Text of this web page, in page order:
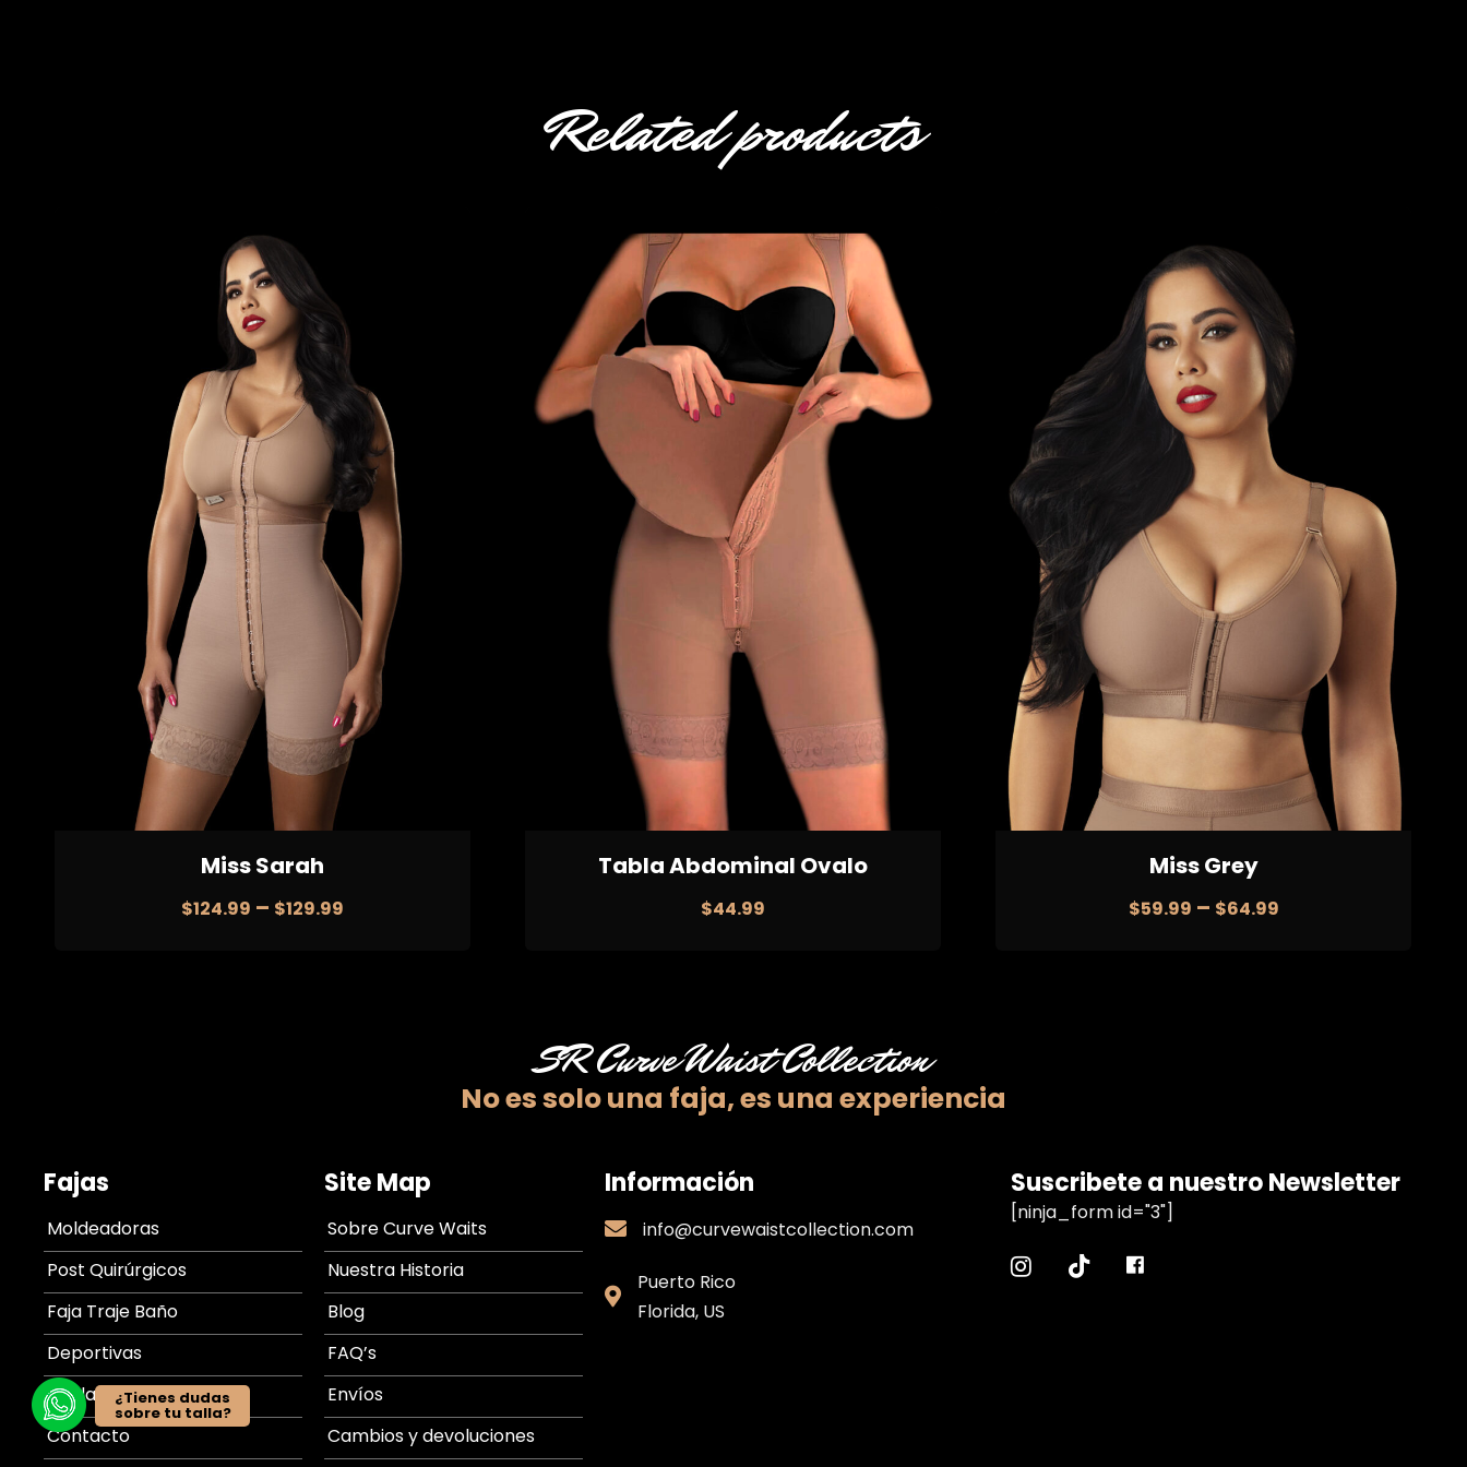
Related products
Miss Sarah
$124.99 – $129.99
Tabla Abdominal Ovalo
$44.99
Miss Grey
$59.99 – $64.99
SR Curve Waist Collection
No es solo una faja,es una experiencia
Fajas
Moldeadoras
Post Quirúrgicos
Faja Traje Baño
Deportivas
Tabla de medidas
Contacto
Site Map
Sobre Curve Waits
Nuestra Historia
Blog
FAQ’s
Envíos
Cambios y devoluciones
Información
info@curvewaistcollection.com
info@curvewaistcollection.com
Puerto
Rico
Puerto Rico
Florida, US
Suscribete a nuestro Newsletter
[ninja_form id="3"]
¿Tienes dudas
sobre tu talla?